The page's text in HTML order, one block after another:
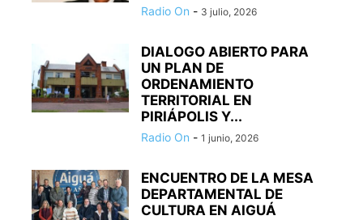
Radio On - 3 julio, 2026
DIALOGO ABIERTO PARA
UN PLAN DE
ORDENAMIENTO
TERRITORIAL EN
PIRIÁPOLIS Y...
Radio On - 1 junio, 2026
ENCUENTRO DE LA MESA
DEPARTAMENTAL DE
CULTURA EN AIGUÁ